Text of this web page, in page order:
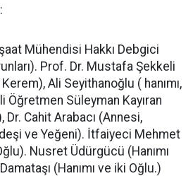
Mühendisi Hakkı Debgici
Prof. Dr. Mustafa Şekkeli
Ali Seyithanoğlu ( hanımı,
Öğretmen Süleyman Kayıran
Dr. Cahit Arabacı (Annesi,
ve Yeğeni). İtfaiyeci Mehmet
Nusret Üdürgücü (Hanımı
(Hanımı ve iki Oğlu.)